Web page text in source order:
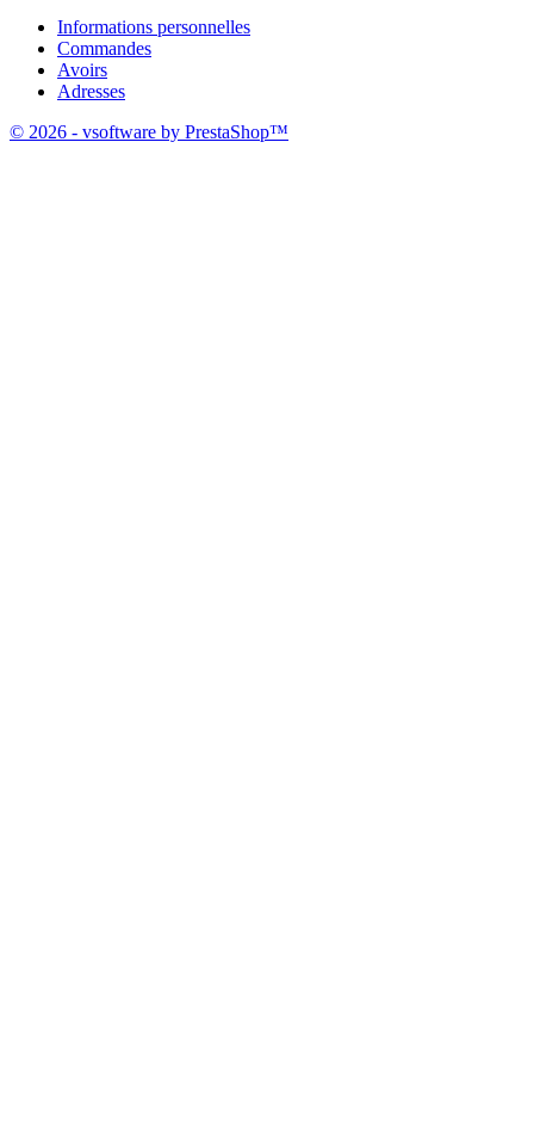
Informations personnelles
Commandes
Avoirs
Adresses
© 2026 - vsoftware by PrestaShop™